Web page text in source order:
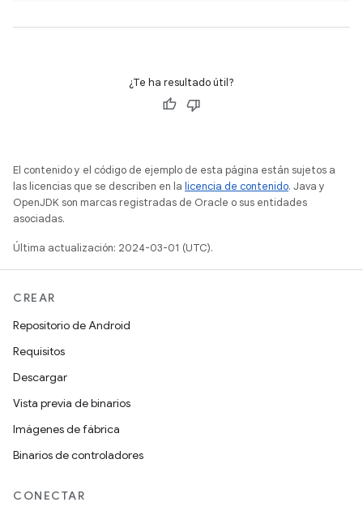
¿Te ha resultado útil?
El contenido y el código de ejemplo de esta página están sujetos a
las licencias que se describen en la licencia de contenido. Java y
OpenJDK son marcas registradas de Oracle o sus entidades
asociadas.
Última actualización: 2024-03-01 (UTC).
CREAR
Repositorio de Android
Requisitos
Descargar
Vista previa de binarios
Imágenes de fábrica
Binarios de controladores
CONECTAR